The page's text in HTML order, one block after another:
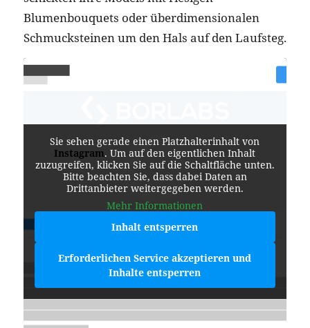
Blumenbouquets oder überdimensionalen
Schmucksteinen um den Hals auf den Laufsteg.
Sie sehen gerade einen Platzhalterinhalt von
Instagram. Um auf den eigentlichen Inhalt
zuzugreifen, klicken Sie auf die Schaltfläche unten.
Bitte beachten Sie, dass dabei Daten an
Drittanbieter weitergegeben werden.
Mehr Informationen
Inhalt entsperren
Erforderlichen Service akzeptieren und
Inhalte entsperren